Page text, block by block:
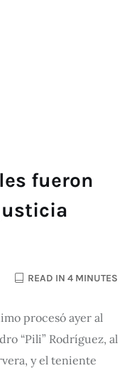
fueron
READ IN 4 MINUTES
procesó ayer al
“Pili” Rodríguez, al
y el teniente